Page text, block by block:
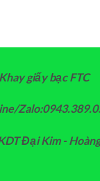
Khay giấy bạc FTC
Đại Kim -